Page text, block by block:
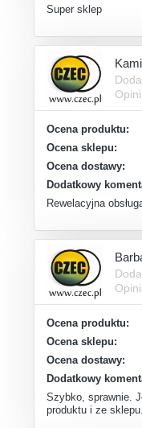
Super sklep
Ocena produktu:
Ocena sklepu:
Ocena dostawy:
Dodatkowy
Rewelacyjna
Ocena produktu:
Ocena sklepu:
Ocena dostawy:
Dodatkowy
Szybko, sprawnie.
produktu i ze sklepu.